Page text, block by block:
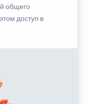
общего
доступ в